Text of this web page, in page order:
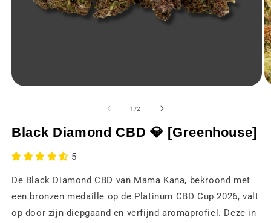
een
modaal
1 /van
2
Black Diamond CBD 💎 [Greenhouse]
5
De Black Diamond CBD van Mama Kana, bekroond met
een bronzen medaille op de Platinum CBD Cup 2026, valt
op door zijn diepgaand en verfijnd aromaprofiel. Deze in